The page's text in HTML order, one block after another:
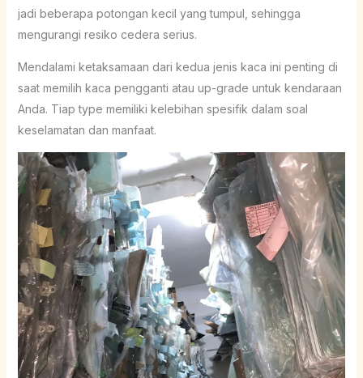
jadi beberapa potongan kecil yang tumpul, sehingga
mengurangi resiko cedera serius.
Mendalami ketaksamaan dari kedua jenis kaca ini penting di
saat memilih kaca pengganti atau up-grade untuk kendaraan
Anda. Tiap type memiliki kelebihan spesifik dalam soal
keselamatan dan manfaat.